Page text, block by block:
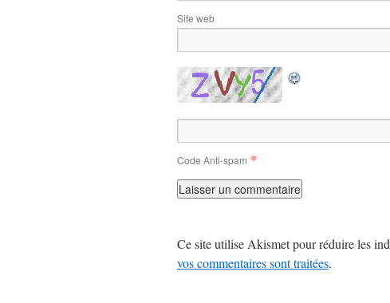
Site web
Code Anti-spam *
Ce site utilise Akismet pour réduire les
vos commentaires sont traitées.